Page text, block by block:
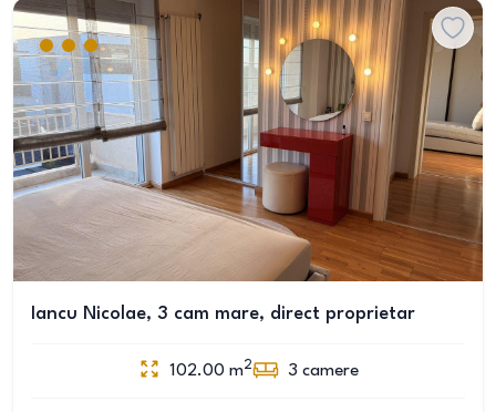
Iancu Nicolae, 3 cam mare, direct proprietar
102.00 m2 3 camere